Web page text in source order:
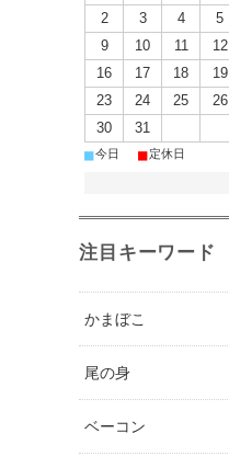
2
3 4 5
9
10 11 12
16
17 18 19
23
24 25 26
30
31
■今日 ■ 定休日
注目キーワード
かまぼこ
尾の身
ベーコン